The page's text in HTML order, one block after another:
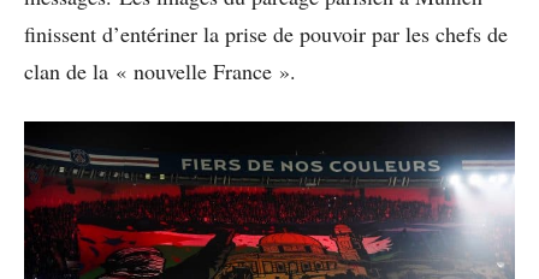
finissent d’entériner la prise de pouvoir par les chefs de
clan de la « nouvelle France ».